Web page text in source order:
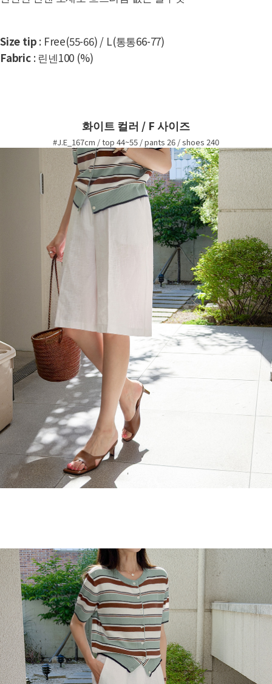
Size tip : Free(55-66) / L(통통66-77)
Fabric: 린넨100 (%)
화이트 컬러 / F 사이즈
#J.E_167cm / top 44~55 / pants 26 / shoes 240